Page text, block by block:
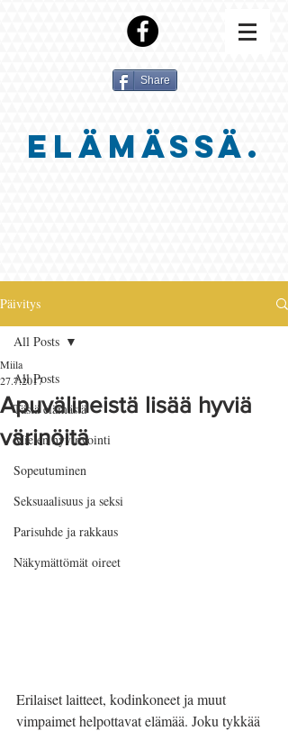
Share
ELÄMÄSSÄ.
Päivitys
All Posts
Tästä elämästä
Mielen hyvinvointi
Sopeutuminen
Seksuaalisuus ja seksi
Parisuhde ja rakkaus
Näkymättömät oireet
All Posts
Apuvälineistä lisää hyviä
värinöitä
Miila
27.7.2017
Erilaiset laitteet, kodinkoneet ja muut
vimpaimet helpottavat elämää. Joku tykkää